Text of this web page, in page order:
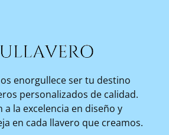
enorgullece ser tu destino
personalizados de calidad.
la excelencia en diseño y
en cada llavero que creamos.